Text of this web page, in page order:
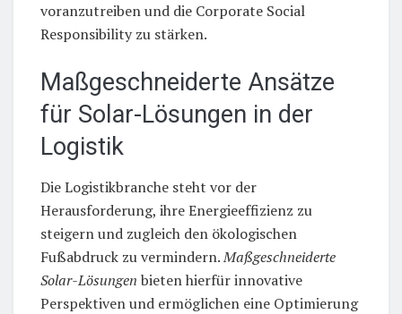
voranzutreiben und die Corporate Social
Responsibility zu stärken.
Maßgeschneiderte Ansätze
für Solar-Lösungen in der
Logistik
Die Logistikbranche steht vor der
Herausforderung, ihre Energieeffizienz zu
steigern und zugleich den ökologischen
Fußabdruck zu vermindern.Maßgeschneiderte
Solar-Lösungen bieten hierfür innovative
Perspektiven und ermöglichen eine Optimierung